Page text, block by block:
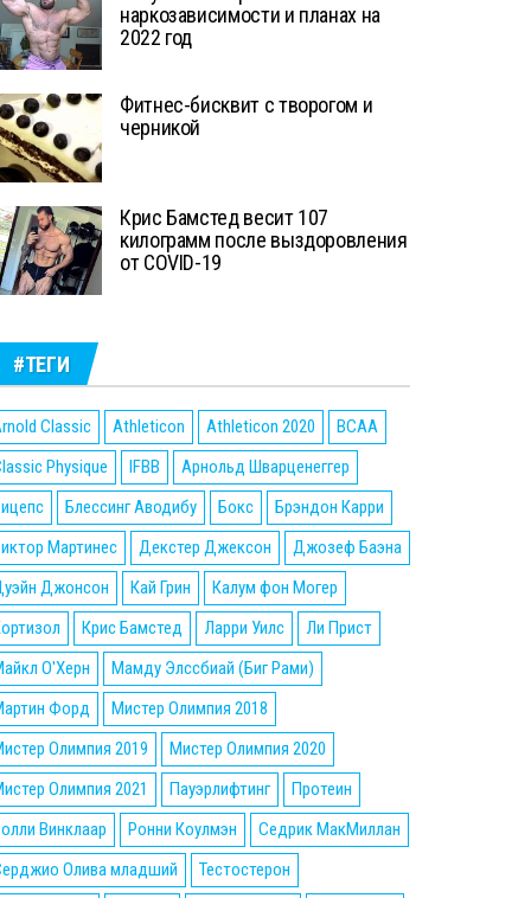
наркозависимости и планах на
2022 год
Фитнес-бисквит с творогом и
черникой
Крис Бамстед весит 107
килограмм после выздоровления
от COVID-19
#ТЕГИ
Classic Athleticon Athleticon 2020
BCAA
Physique
IFBB
Арнольд Шварценеггер
Блессинг Аводибу Бокс
Брэндон Карри
Мартинес
Декстер Джексон
Джозеф Баэна
Джонсон
Кай Грин
Калум фон Могер
Крис Бамстед Ларри Уилс
Ли Прист
О'Херн
Мамду Элссбиай (Биг Рами)
Форд
Мистер Олимпия 2018
Олимпия 2019
Мистер Олимпия 2020
Олимпия 2021
Пауэрлифтинг
Протеин
Винклаар
Ронни Коулмэн
Седрик МакМиллан
Олива младший
Тестостерон